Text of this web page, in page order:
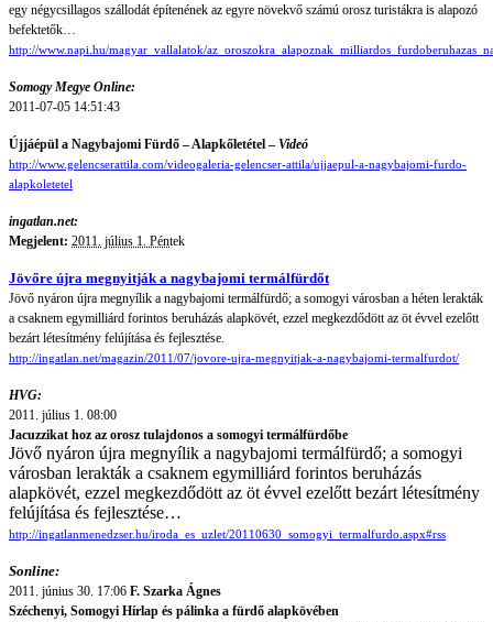
egy négycsillagos szállodát építenének az egyre növekvő számú orosz turistákra is alapozó
befektetők…
http://www.napi.hu/magyar_vallalatok/
Somogy Megye Online:
2011-07-05 14:51:43
Újjáépül a Nagybajomi Fürdő – Alapkőletétel – Videó
http://www.gelencserattila.com/videogaleria-gelencser-attila/ujjaepul-a-nagybajomi-furdo-
alapkoletetel
ingatlan.net:
Megjelent: 2011. július 1. Péntek
Jövőre újra megnyitják a nagybajomi termálfürdőt
Jövő nyáron újra megnyílik a nagybajomi termálfürdő; a somogyi városban a héten lerakták
a csaknem egymilliárd forintos beruházás alapkövét, ezzel megkezdődött az öt évvel ezelőtt
bezárt létesítmény felújítása és fejlesztése.
http://ingatlan.net/magazin/2011/07/jovore-ujra-megnyitjak-a-nagybajomi-termalfurdot/
HVG:
2011. július 1. 08:00
Jacuzzikat hoz az orosz tulajdonos a somogyi termálfürdőbe
Jövő nyáron újra megnyílik a nagybajomi termálfürdő; a somogyi
városban lerakták a csaknem egymilliárd forintos beruházás
alapkövét, ezzel megkezdődött az öt évvel ezelőtt bezárt létesítmény
felújítása és fejlesztése…
http://ingatlanmenedzser.hu/iroda_es_uzlet/20110630_somogyi_termalfurdo.aspx#rss
Sonline:
2011. június 30. 17:06 F. Szarka Ágnes
Széchenyi, Somogyi Hírlap és pálinka a fürdő alapkövében